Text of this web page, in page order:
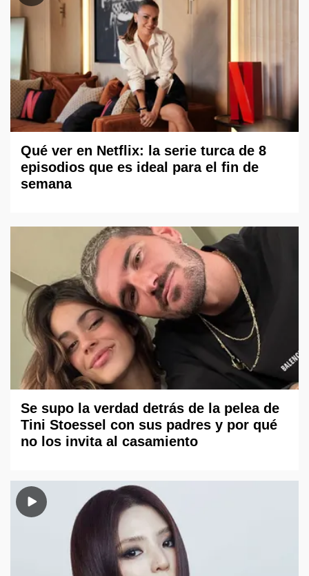
Qué ver en Netflix: la serie turca de 8
episodios que es ideal para el fin de
semana
Se supo la verdad detrás de la pelea de
Tini Stoessel con sus padres y por qué
no los invita al casamiento